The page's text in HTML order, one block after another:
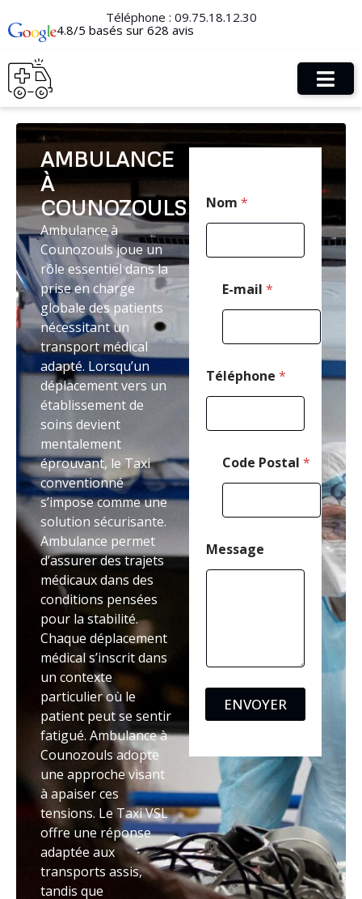
Téléphone : 09.75.18.12.30
4.8/5 basés sur 628 avis
AMBULANCE
À
COUNOZOULS
Ambulance à
Counozouls joue un
rôle essentiel dans la
prise en charge
globale des patients
nécessitant un
transport médical
adapté. Lorsqu’un
déplacement vers un
établissement de
soins devient
mentalement
éprouvant, le Taxi
conventionné
s’impose comme une
solution sécurisante.
Ambulance permet
d’assurer des trajets
médicaux dans des
conditions pensées
pour la stabilité.
Chaque déplacement
médical s’inscrit dans
un contexte
particulier où le
patient peut se sentir
fatigué. Ambulance à
Counozouls adopte
une approche visant
à apaiser ces
tensions. Le Taxi VSL
offre une réponse
adaptée aux
transports assis,
tandis que
Nom *
E-mail *
Téléphone *
Code Postal *
*
o
m
*
Message
ENVOYER